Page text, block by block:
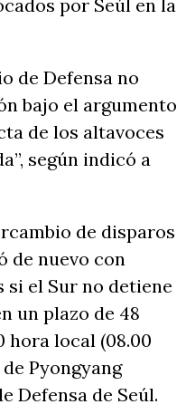
por Seúl en la
de Defensa no
bajo el argumento
de los altavoces
según indicó a
de disparos
de nuevo con
el Sur no detiene
un plazo de 48
hora local (08.00
Pyongyang
Defensa de Seúl.